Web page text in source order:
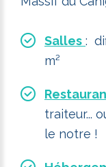
Salles :
m²
traiteur...
le notre !